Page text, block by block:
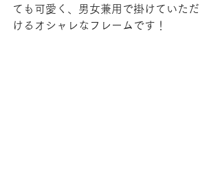
ても可愛く、男女兼用で掛けていただ
けるオシャレなフレームです！